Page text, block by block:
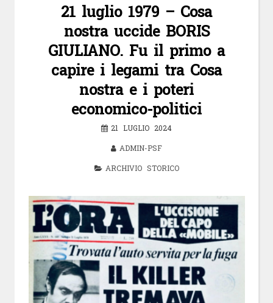
21 luglio 1979 – Cosa
nostra uccide BORIS
GIULIANO. Fu il primo a
capire i legami tra Cosa
nostra e i poteri
economico-politici
21 LUGLIO 2024
ADMIN-PSF
ARCHIVIO STORICO